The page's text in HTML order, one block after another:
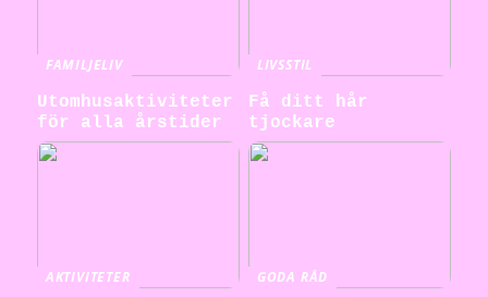
FAMILJELIV
Utomhusaktiviteter
för alla årstider
LIVSSTIL
Få ditt hår
tjockare
AKTIVITETER GODA RÅD